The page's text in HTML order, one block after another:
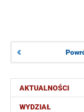
AKTUALNOŚCI
WYDZIAŁ